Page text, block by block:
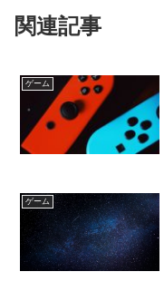
関連記事
ゲーム
ゲーム